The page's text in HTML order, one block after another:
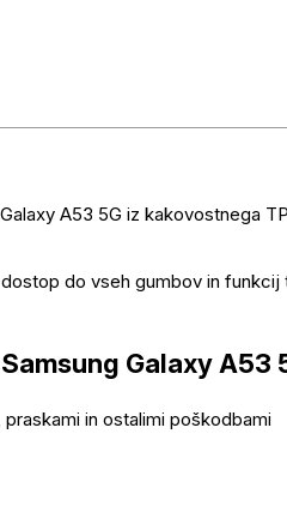
A53 5G iz kakovostnega
do vseh gumbov in funkcij
Galaxy A53
in ostalimi poškodbami